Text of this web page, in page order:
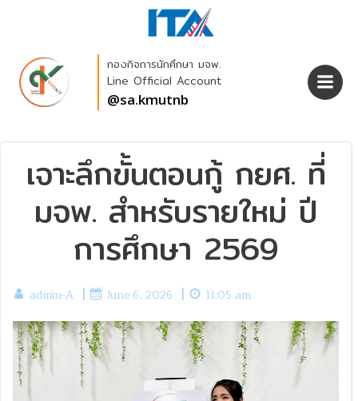
Skip
to
กองกิจการนักศึกษา มจพ.
Line Official Account
@sa.kmutnb
เจาะลึกขั้นตอนกู้ กยศ. ที่
มจพ. สำหรับรายใหม่ ปี
การศึกษา 2569
admin-A | June 6, 2026 | 11:05 am